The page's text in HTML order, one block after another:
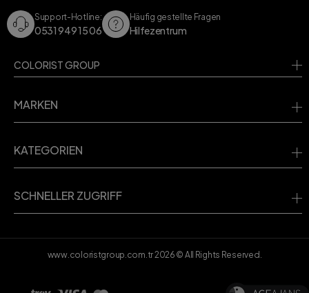
Support-Hotline:
0531 949 15 06
Häufig gestellte Fragen
Hilfezentrum
COLORIST GROUP
MARKEN
KATEGORIEN
SCHNELLER ZUGRIFF
www.coloristgroup.com.tr2026 © All Rights Reserved.